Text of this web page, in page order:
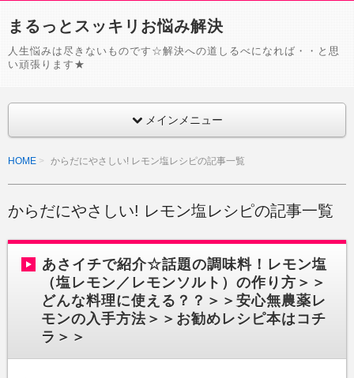
まるっとスッキリお悩み解決
人生悩みは尽きないものです☆解決への道しるべになれば・・と思
い頑張ります★
メインメニュー
HOME からだにやさしい! レモン塩レシピの記事一覧
からだにやさしい! レモン塩レシピの記事一覧
あさイチで紹介☆話題の調味料！レモン塩
（塩レモン／レモンソルト）の作り方＞＞
どんな料理に使える？？＞＞安心無農薬レ
モンの入手方法＞＞お勧めレシピ本はコチ
ラ＞＞